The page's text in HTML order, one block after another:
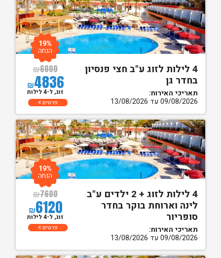
4 לילות לזוג ע"ב חצי פנסיון
בחדר גן
תאריכי האירוח:
09/08/2026 עד 13/08/2026
₪6000
₪4836
19%
הנחה
זוג, ל-4 לילות
פרטים
4 לילות לזוג + 2 ילדים ע"ב
לינה וארוחת בוקר בחדר
סופריור
תאריכי האירוח:
09/08/2026 עד 13/08/2026
₪7600
₪6120
19%
הנחה
זוג, ל-4 לילות
פרטים